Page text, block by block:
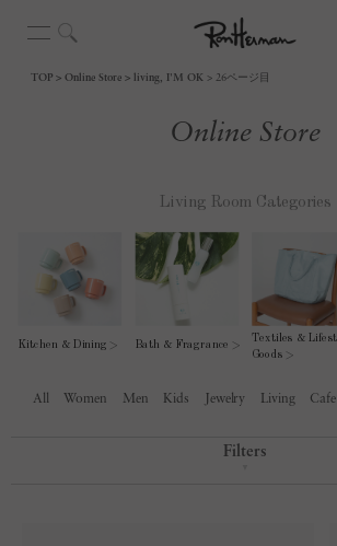
TOP Online Store living, I'M OK 26ページ目
Online Store
All Women Men Kids Jewelry Living Cafe
Filters